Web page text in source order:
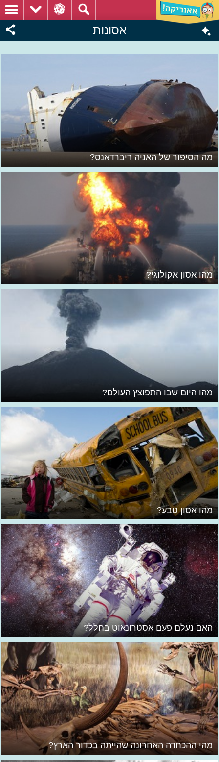
אסונות
מה הסיפור של האניה ריברדאנס?
מהו אסון אקולוגי?
מהו היום שבו התפוצץ העולם?
מהו אסון טבע?
האם נעלם פעם אסטרונאוט בחלל?
מהי ההכחדה האחרונה שהייתה בכדור הארץ?